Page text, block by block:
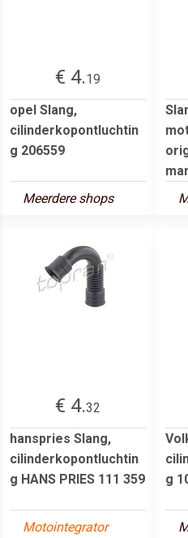
€ 4.19
opel Slang,
cilinderkopontluchtin
g 206559
Meerdere shops
€ 4.32
hanspries Slang,
cilinderkopontluchtin
g HANS PRIES 111 359
Motointegrator
g